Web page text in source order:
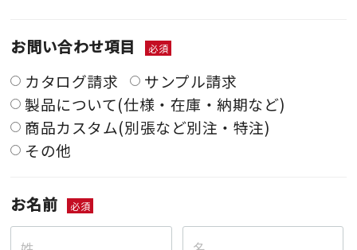
お問い合わせ項目 必須
カタログ請求
サンプル請求
製品について(仕様・在庫・納期など)
商品カスタム(別張など別注・特注)
その他
お名前 必須